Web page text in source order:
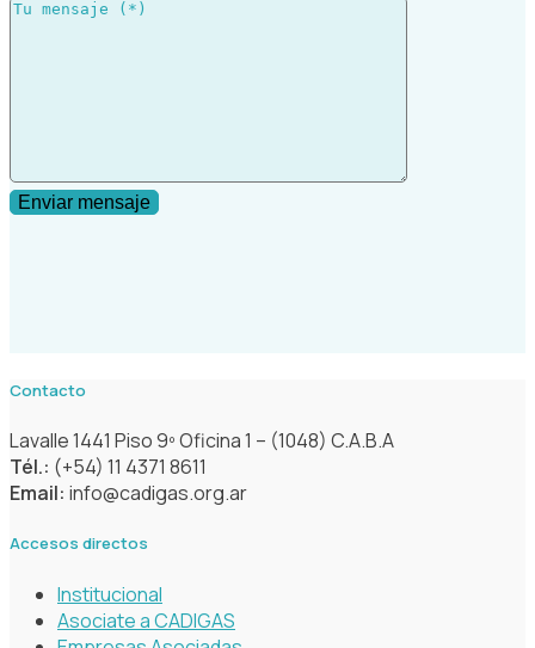
Contacto
Lavalle 1441 Piso 9º Oficina 1 – (1048) C.A.B.A
Tél.: (+54) 11 4371 8611
Email: info@cadigas.org.ar
Accesos directos
Institucional
Asociate a CADIGAS